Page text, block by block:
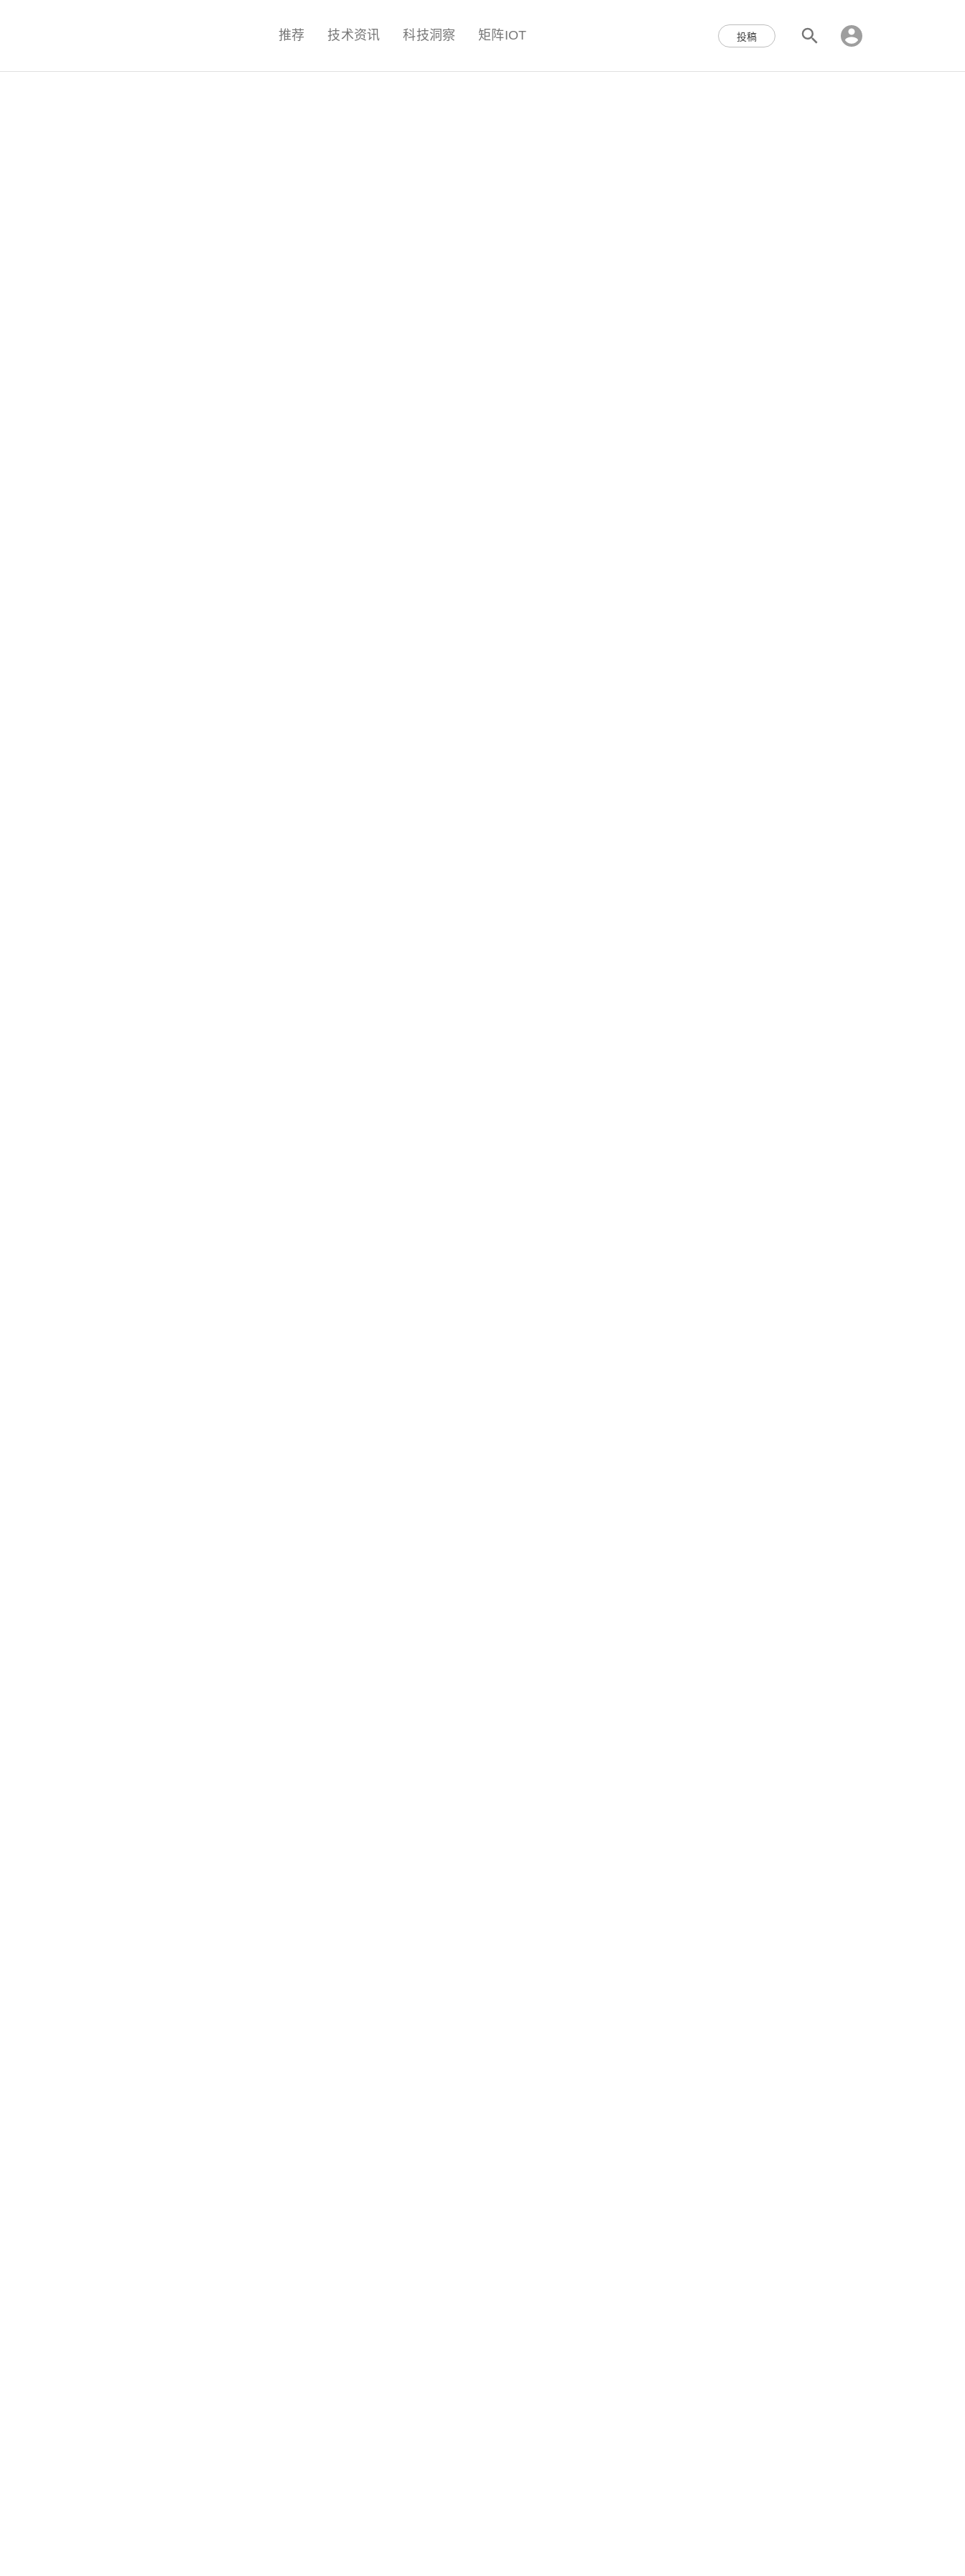
科技互联网,科技,资讯,动态,洞察,量子,计算,AI,人工智能,机器人,区块链,Web3,分布式,操作系
推荐 技术资讯 科技洞察 矩阵IOT 投稿